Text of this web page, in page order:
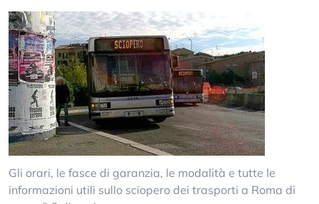
Gli orari, le fasce di garanzia, le modalità e tutte le
informazioni utili sullo sciopero dei trasporti a Roma di